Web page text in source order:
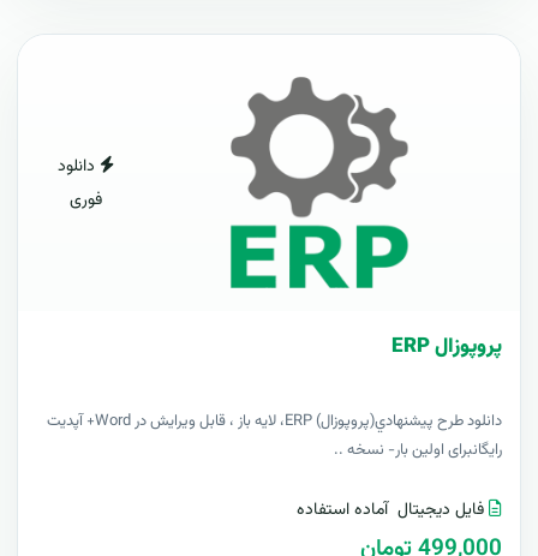
دانلود
فوری
پروپوزال ERP
دانلود طرح پيشنهادي(پروپوزال) ERP، لایه باز ، قابل ویرایش در Word+ آپدیت
رایگانبرای اولین بار- نسخه ..
فایل دیجیتال آماده استفاده
499,000 تومان